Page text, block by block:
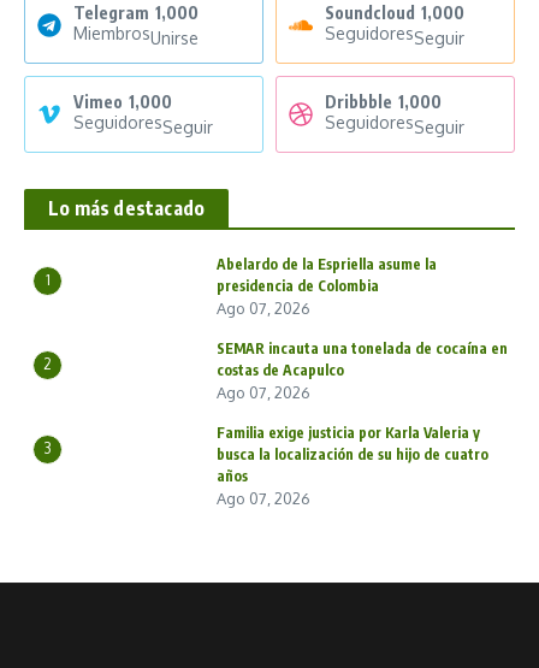
Telegram 1,000
MiembrosUnirse
Soundcloud 1,000
SeguidoresSeguir
Vimeo 1,000
SeguidoresSeguir
Dribbble 1,000
SeguidoresSeguir
Lo más destacado
1
Abelardo de la Espriella asume la
presidencia de Colombia
Ago 07, 2026
2
SEMAR incauta una tonelada de cocaína en
costas de Acapulco
Ago 07, 2026
3
Familia exige justicia por Karla Valeria y
busca la localización de su hijo de cuatro
años
Ago 07, 2026